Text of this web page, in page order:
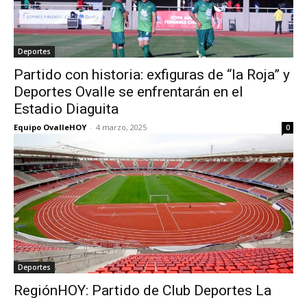
Deportes
Partido con historia: exfiguras de “la Roja” y
Deportes Ovalle se enfrentarán en el
Estadio Diaguita
Equipo OvalleHOY - 4 marzo, 2025 0
Deportes
RegiónHOY: Partido de Club Deportes La